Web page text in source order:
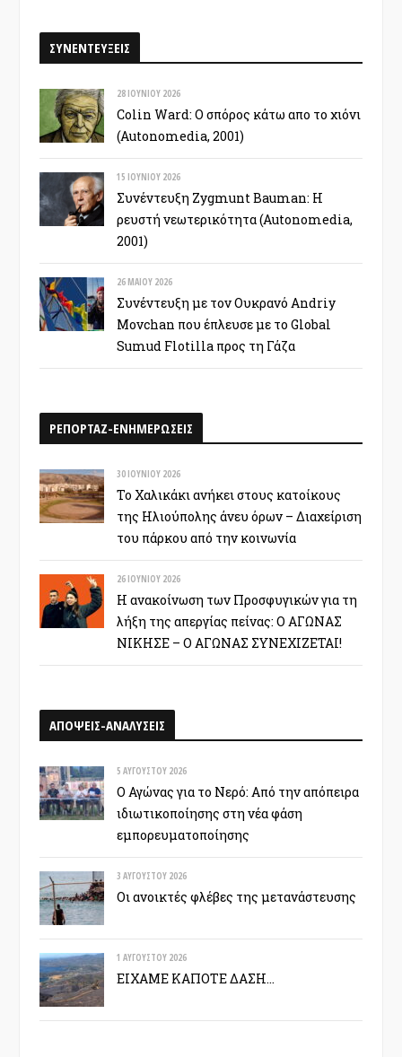
ΣΥΝΕΝΤΕΥΞΕΙΣ
28 ΙΟΥΝΊΟΥ 2026
Colin Ward: Ο σπόρος κάτω απο το χιόνι
(Autonomedia, 2001)
15 ΙΟΥΝΊΟΥ 2026
Συνέντευξη Zygmunt Bauman: Η
ρευστή νεωτερικότητα (Autonomedia,
2001)
26 ΜΑΪ́ΟΥ 2026
Συνέντευξη με τον Ουκρανό Andriy
Movchan που έπλευσε με το Global
Sumud Flotilla προς τη Γάζα
ΡΕΠΟΡΤΑΖ-ΕΝΗΜΕΡΩΣΕΙΣ
30 ΙΟΥΝΊΟΥ 2026
Το Χαλικάκι ανήκει στους κατοίκους
της Ηλιούπολης άνευ όρων – Διαχείριση
του πάρκου από την κοινωνία
26 ΙΟΥΝΊΟΥ 2026
Η ανακοίνωση των Προσφυγικών για τη
λήξη της απεργίας πείνας: Ο ΑΓΩΝΑΣ
ΝΙΚΗΣΕ – Ο ΑΓΩΝΑΣ ΣΥΝΕΧΙΖΕΤΑΙ!
ΑΠΟΨΕΙΣ-ΑΝΑΛΥΣΕΙΣ
5 ΑΥΓΟΎΣΤΟΥ 2026
Ο Αγώνας για το Νερό: Από την απόπειρα
ιδιωτικοποίησης στη νέα φάση
εμπορευματοποίησης
3 ΑΥΓΟΎΣΤΟΥ 2026
Οι ανοικτές φλέβες της μετανάστευσης
1 ΑΥΓΟΎΣΤΟΥ 2026
ΕΙΧΑΜΕ ΚΑΠΟΤΕ ΔΑΣΗ…